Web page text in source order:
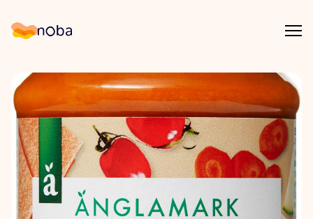
Noba